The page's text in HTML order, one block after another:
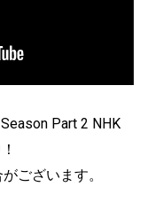
Part 2 NHK
ございます。